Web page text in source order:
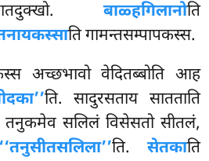
बाळ्हगिलानोति
ति गामन्तसम्पापकस्स.
अच्छभावो वेदितब्बोति आह
ति. सादुरसताय सातताति
तनुकमेव सलिलं विसेसतो सीतलं,
‘‘तनुसीतसलिला’’ति. सेतकाति